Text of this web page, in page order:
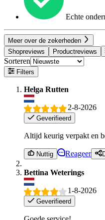
Echte
Meer over de zekerheden
Shopreviews
Productreviews
Sorteren
Filters
Helga Rutten
2-8-2026
Geverifieerd
Altijd keurig verpakt en
Nuttig Reageer
Bettina Weterings
1-8-2026
Geverifieerd